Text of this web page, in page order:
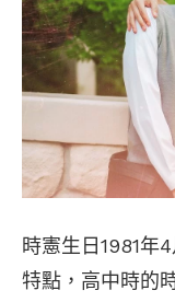
時憲生日1981年
特點，高中時的